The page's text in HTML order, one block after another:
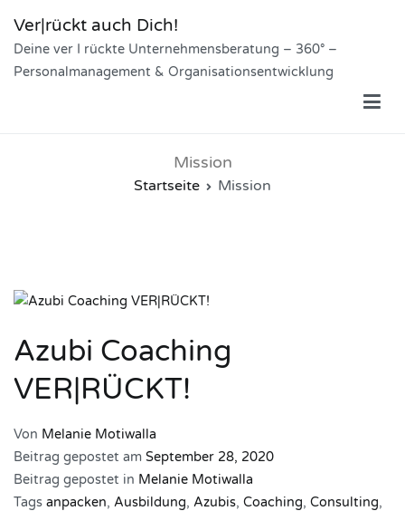
Inhalt
springen
Ver|rückt auch Dich!
Deine ver I rückte Unternehmensberatung – 360° –
Personalmanagement & Organisationsentwicklung
Mission
Startseite Mission
Azubi Coaching
VER|RÜCKT!
Von Melanie Motiwalla
Beitrag gepostet am September 28, 2020
Beitrag gepostet in Melanie Motiwalla
Tags anpacken, Ausbildung, Azubis, Coaching, Consulting,